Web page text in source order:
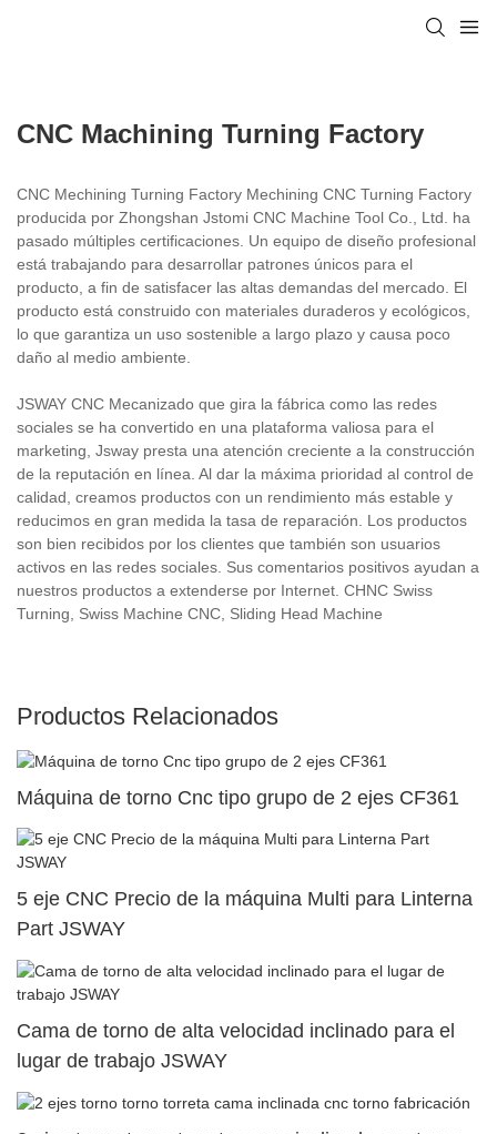
CNC Machining Turning Factory
CNC Mechining Turning Factory Mechining CNC Turning Factory
producida por Zhongshan Jstomi CNC Machine Tool Co., Ltd. ha
pasado múltiples certificaciones. Un equipo de diseño profesional
está trabajando para desarrollar patrones únicos para el
producto, a fin de satisfacer las altas demandas del mercado. El
producto está construido con materiales duraderos y ecológicos,
lo que garantiza un uso sostenible a largo plazo y causa poco
daño al medio ambiente.
JSWAY CNC Mecanizado que gira la fábrica como las redes
sociales se ha convertido en una plataforma valiosa para el
marketing, Jsway presta una atención creciente a la construcción
de la reputación en línea. Al dar la máxima prioridad al control de
calidad, creamos productos con un rendimiento más estable y
reducimos en gran medida la tasa de reparación. Los productos
son bien recibidos por los clientes que también son usuarios
activos en las redes sociales. Sus comentarios positivos ayudan a
nuestros productos a extenderse por Internet. CHNC Swiss
Turning, Swiss Machine CNC, Sliding Head Machine
Productos Relacionados
Máquina de torno Cnc tipo grupo de 2 ejes CF361
5 eje CNC Precio de la máquina Multi para Linterna
Part JSWAY
Cama de torno de alta velocidad inclinado para el
lugar de trabajo JSWAY